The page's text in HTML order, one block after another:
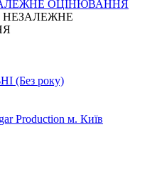
ОЦІНЮВАННЯ
НЕЗАЛЕЖНЕ
(Без року)
Production м. Київ